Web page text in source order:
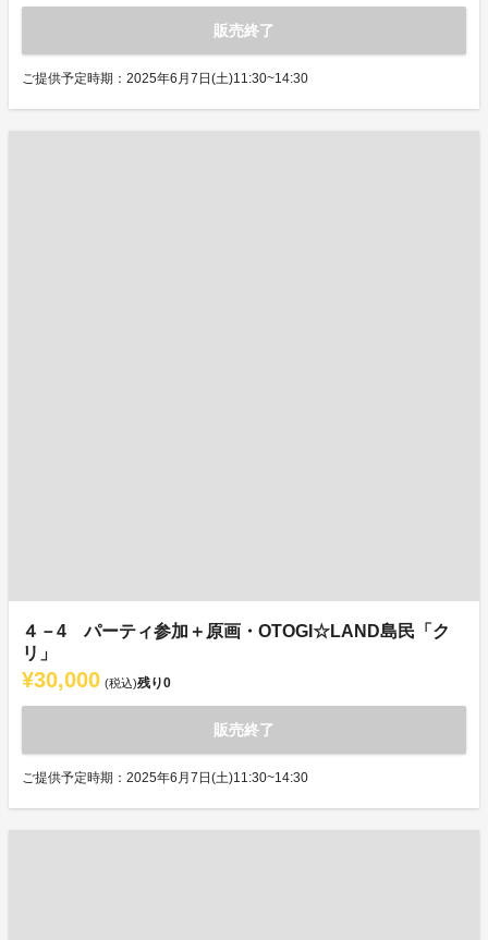
販売終了
ご提供予定時期：2025年6月7日(土)11:30~14:30
４－4 パーティ参加＋原画・OTOGI☆LAND島民「ク
リ」
¥30,000 (税込)残り0
販売終了
ご提供予定時期：2025年6月7日(土)11:30~14:30